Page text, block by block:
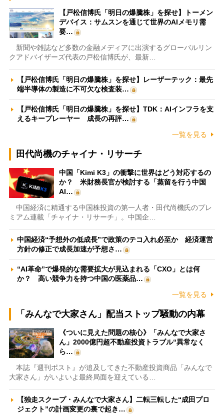
【戸松信博氏「明日の爆騰株」を探せ】トーメン
デバイス：サムスンを通じて世界のAIメモリ需
要…
新聞や雑誌など多数の金融メディアに出演するグローバルリン
クアドバイザーズ代表の戸松信博氏が、最新…
【戸松信博氏「明日の爆騰株」を探せ】レーザーテック：最先
端半導体の製造に不可欠な検査装…
【戸松信博氏「明日の爆騰株」を探せ】TDK：AIインフラを支
えるキープレーヤー 成長の再評…
一覧を見る
田代尚機のチャイナ・リサーチ
中国「Kimi K3」の衝撃に世界はどう対応するの
か？ 米財務長官が検討する「蒸留を行う中国
AI…
中国経済に精通する中国株投資の第一人者・田代尚機氏のプレ
ミアム連載「チャイナ・リサーチ」。中国企…
中国経済“予想外の低成長”で政策のテコ入れ必至か 経済運営
方針の修正で成長加速が予想さ…
“AI革命”で爆発的な需要拡大が見込まれる「CXO」とは何
か？ 高い競争力を持つ中国の医薬品…
一覧を見る
「みんなで大家さん」配当ストップ騒動の内幕
《ついに見えた問題の核心》「みんなで大家さ
ん」2000億円超不動産投資トラブル“異常なく
ら…
本誌『週刊ポスト』が追及してきた不動産投資商品「みんなで
大家さん」がいよいよ最終局面を迎えている…
【独走スクープ・みんなで大家さん】二転三転した“成田プロ
ジェクト”の計画変更の裏で起き…